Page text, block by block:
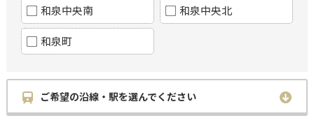
和泉中央南 和泉中央北
和泉町
ご希望の沿線・駅を選んでください